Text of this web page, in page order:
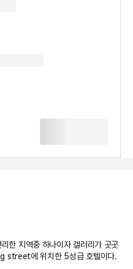
한 지역중 하나이자 갤러리가 곳곳
street에 위치한 5성급 호텔이다.